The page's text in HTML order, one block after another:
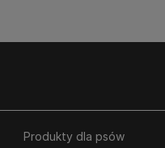
Produkty dla psów